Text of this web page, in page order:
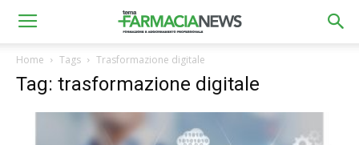
Home Tags Trasformazione digitale
Tag: trasformazione digitale